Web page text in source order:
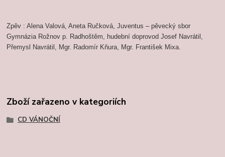
Zpěv : Alena Valová, Aneta Ručková, Juventus – pěvecký sbor
Gymnázia Rožnov p. Radhoštěm, hudební doprovod Josef Navrátil,
Přemysl Navrátil, Mgr. Radomír Kňura, Mgr. František Mixa.
Zboží zařazeno v kategoriích
CD VÁNOČNÍ